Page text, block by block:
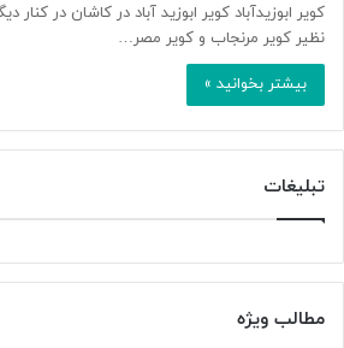
کویر ابوزیدآباد کویر ابوزید آباد در کاشان در کنار
نظیر کویر مرنجاب و کویر مصر…
بیشتر بخوانید »
تبلیغات
مطالب ویژه